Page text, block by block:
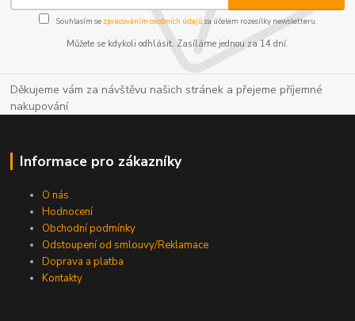
Souhlasím se zpracováním osobních údajůza účelem rozesílky newsletteru.
Můžete se kdykoli odhlásit. Zasíláme jednou za 14 dní.
Děkujeme vám za návštěvu našich stránek a přejeme příjemné
nakupování
Informace pro zákazníky
O nás
Hodnocení
Obchodní podmínky
Odstoupení od smlouvy/Reklamace
Doprava a platba
Kontakty